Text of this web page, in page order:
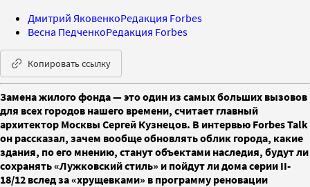
Дмитрий ЯковенкоРедакция Forbes
Весна ПедченкоРедакция Forbes
Копировать ссылку
Замена жилого фонда — это один из самых больших вызовов
для всех городов нашего времени, считает главный
архитектор Москвы Сергей Кузнецов. В интервью Forbes Talk
он рассказал, зачем вообще обновлять облик города, какие
здания, по его мнению, станут объектами наследия, будут ли
сохранять «Лужковский стиль» и пойдут ли дома серии II-
18/12 вслед за «хрущевками» в программу реновации